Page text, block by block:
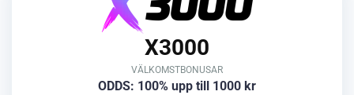
X3000
VÄLKOMSTBONUSAR
ODDS: 100% upp till 1000 kr